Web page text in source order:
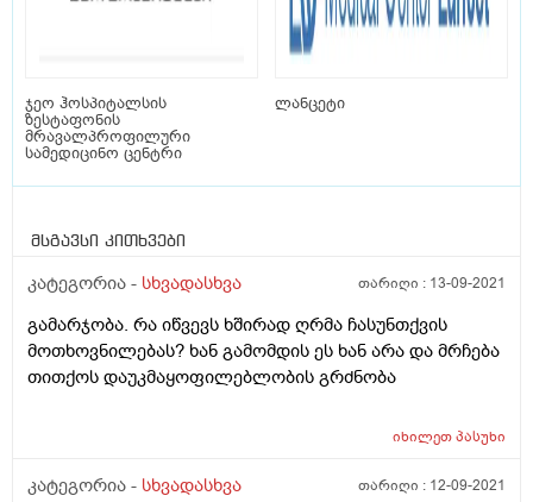
ჯეო ჰოსპიტალსის
ზესტაფონის
მრავალპროფილური
სამედიცინო ცენტრი
ლანცეტი
მსგავსი კითხვები
კატეგორია - სხვადასხვა თარიღი : 13-09-2021
გამარჯობა. რა იწვევს ხშირად ღრმა ჩასუნთქვის
მოთხოვნილებას? ხან გამომდის ეს ხან არა და მრჩება
თითქოს დაუკმაყოფილებლობის გრძნობა
იხილეთპასუხი
კატეგორია - სხვადასხვა თარიღი : 12-09-2021